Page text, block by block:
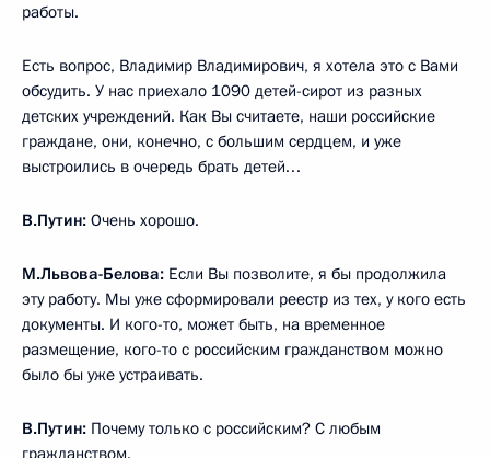
работы.
Есть вопрос, Владимир Владимирович, я хотела это с Вами
обсудить. У нас приехало 1090 детей-сирот из разных
детских учреждений. Как Вы считаете, наши российские
граждане, они, конечно, с большим сердцем, и уже
выстроились в очередь брать детей…
В.Путин: Очень хорошо.
М.Львова-Белова: Если Вы позволите, я бы продолжила
эту работу. Мы уже сформировали реестр из тех, у кого есть
документы. И кого-то, может быть, на временное
размещение, кого-то с российским гражданством можно
было бы уже устраивать.
В.Путин: Почему только с российским? С любым